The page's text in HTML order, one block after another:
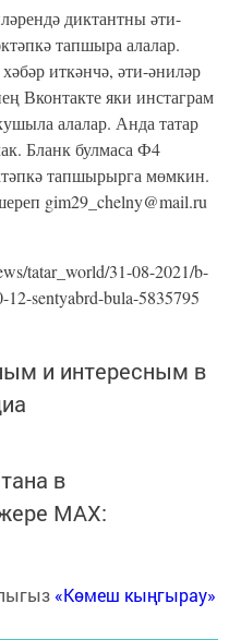
диктантны әти-
тапшыра алалар.
хәбәр иткәнчә, әти-әниләр
Вконтакте яки инстаграм
алалар. Анда татар
Бланк булмаса Ф4
тапшырырга мөмкин.
gim29_chelny@mail.ru
tatar_world/31-08-2021/b-
12-sentyabrd-bula-5835795
и интересным в
в
MАХ:
«Көмеш кыңгырау»